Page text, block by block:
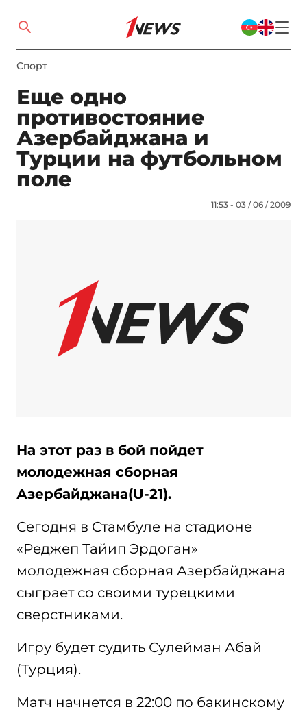
Спорт
Еще одно
противостояние
Азербайджана и
Турции на футбольном
поле
11:53 - 03 / 06 / 2009
На этот раз в бой пойдет
молодежная сборная
Азербайджана(U-21).
Сегодня в Стамбуле на стадионе
«Реджеп Тайип Эрдоган»
молодежная сборная Азербайджана
сыграет со своими турецкими
сверстниками.
Игру будет судить Сулейман Абай
(Турция).
Матч начнется в 22:00 по бакинскому